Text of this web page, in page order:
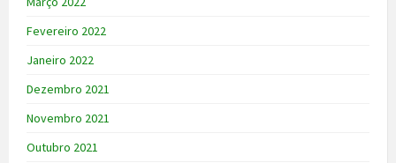
Fevereiro 2022
Janeiro 2022
Dezembro 2021
Novembro 2021
Outubro 2021